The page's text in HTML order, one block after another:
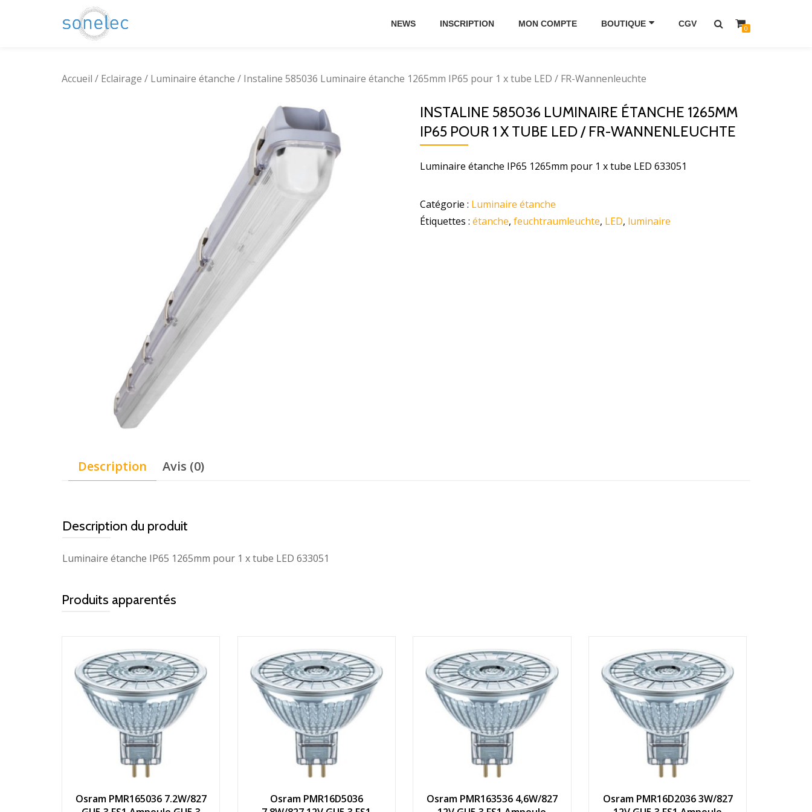
NEWS INSCRIPTION MON COMPTE BOUTIQUE CGV 0
Accueil / Eclairage / Luminaire étanche / Instaline 585036 Luminaire étanche 1265mm IP65 pour 1 x tube LED / FR-Wannenleuchte
INSTALINE 585036 LUMINAIRE ÉTANCHE 1265MM
IP65 POUR 1 X TUBE LED / FR-WANNENLEUCHTE
Luminaire étanche IP65 1265mm pour 1 x tube LED 633051
Catégorie : Luminaire étanche
Étiquettes : étanche, feuchtraumleuchte, LED, luminaire
Description Avis (0)
Description du produit
Luminaire étanche IP65 1265mm pour 1 x tube LED 633051
Produits apparentés
Osram PMR165036 7.2W/827
Osram PMR16D5036
Osram PMR163536 4,6W/827
Osram PMR16D2036 3W/827